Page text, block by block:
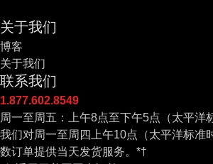
关于我们
博客
关于我们
联系我们
1.877.602.8549
周一至周五：上午8点至下午5点（太平洋
我们对周一至周四上午10点（太平洋标准
数订单提供当天发货服务。*†